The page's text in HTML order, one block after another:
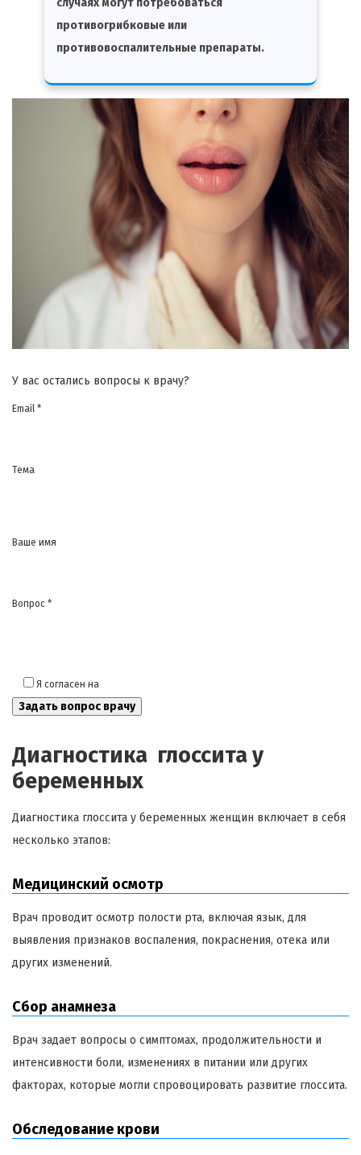
случаях могут потребоваться
противогрибковые или
противовоспалительные препараты.
У вас остались вопросы к врачу?
Email *
Тема
Ваше имя
Вопрос *
Я согласен на
Диагностика глоссита у
беременных
Диагностика глоссита у беременных женщин включает в себя
несколько этапов:
Медицинский осмотр
Врач проводит осмотр полости рта, включая язык, для
выявления признаков воспаления, покраснения, отека или
других изменений.
Сбор анамнеза
Врач задает вопросы о симптомах, продолжительности и
интенсивности боли, изменениях в питании или других
факторах, которые могли спровоцировать развитие глоссита.
Обследование крови